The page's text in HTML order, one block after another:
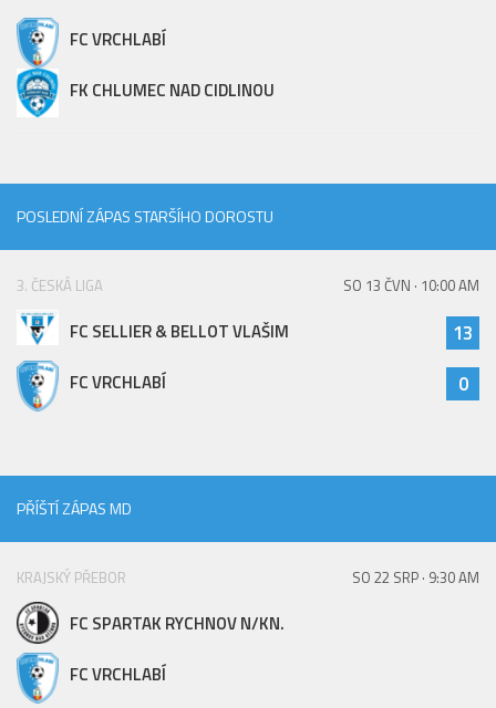
FC VRCHLABÍ
FK CHLUMEC NAD CIDLINOU
POSLEDNÍ ZÁPAS STARŠÍHO DOROSTU
3. ČESKÁ LIGA SO 13 ČVN · 10:00 AM
FC SELLIER & BELLOT VLAŠIM 13
FC VRCHLABÍ 0
PŘÍŠTÍ ZÁPAS MD
KRAJSKÝ PŘEBOR SO 22 SRP · 9:30 AM
FC SPARTAK RYCHNOV N/KN.
FC VRCHLABÍ